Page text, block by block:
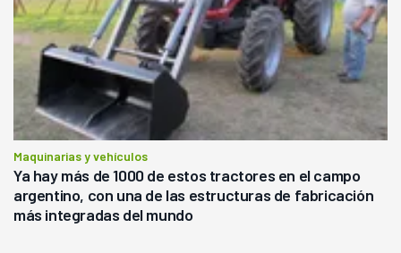
Maquinarias y vehículos
Ya hay más de 1000 de estos tractores en el campo
argentino, con una de las estructuras de fabricación
más integradas del mundo